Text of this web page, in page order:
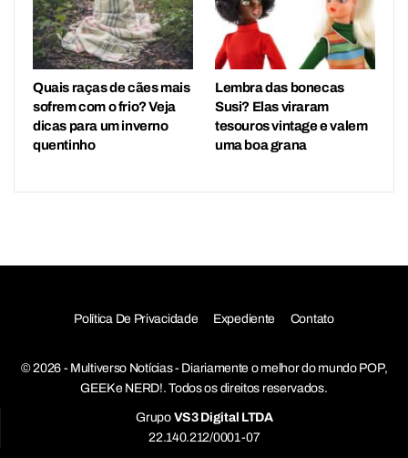
Quais raças de cães mais
sofrem com o frio? Veja
dicas para um inverno
quentinho
Lembra das bonecas
Susi? Elas viraram
tesouros vintage e valem
uma boa grana
Política De Privacidade Expediente Contato
© 2026 - Multiverso Notícias - Diariamente o melhor do mundo POP,
GEEK e NERD!. Todos os direitos reservados.
Grupo VS3 Digital LTDA
22.140.212/0001-07